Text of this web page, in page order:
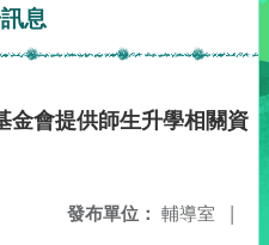
息
金會提供師生升學相關資
發布單位： 輔導室 |